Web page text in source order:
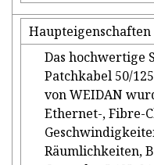
Haupteigenschaften
Das hochwertige
Patchkabel 50/
von WEIDAN
Ethernet-, Fibre-
Räumlichkeiten,